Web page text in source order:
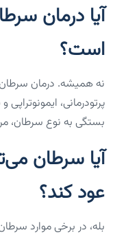
آیا درمان
است؟
نه همیشه. درمان
پرتودرمانی،
بستگی به نوع سرطان،
آیا سرطان
عود کند؟
بله، در برخی موارد